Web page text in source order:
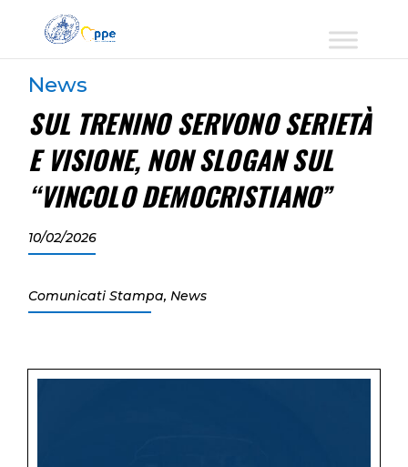
News
SUL TRENINO SERVONO SERIETÀ
E VISIONE, NON SLOGAN SUL
“VINCOLO DEMOCRISTIANO”
10/02/2026
Comunicati Stampa,News